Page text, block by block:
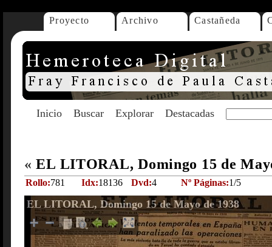
Proyecto Archivo Castañeda
Inicio Buscar Explorar Destacadas
« EL LITORAL, Domingo 15 de
Rollo:781 Idx:18136 Dvd:4 Nº Páginas:1/5
EL LITORAL, Domingo 15 de Mayo de 1938